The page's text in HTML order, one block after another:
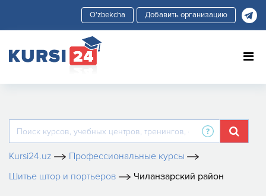
Добавить организацию
Kursi24.uz
Профессиональные курсы
Шитье штор и портьеров
Чиланзарский район